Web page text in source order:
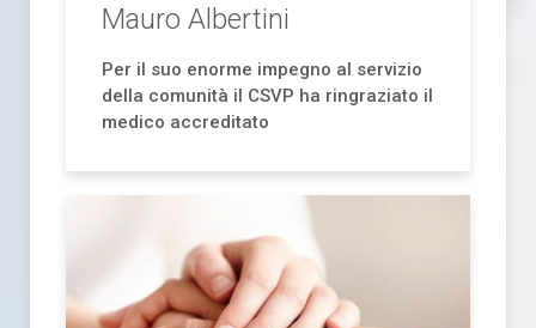
Mauro Albertini
Per il suo enorme impegno al servizio
della comunità il CSVP ha ringraziato il
medico accreditato